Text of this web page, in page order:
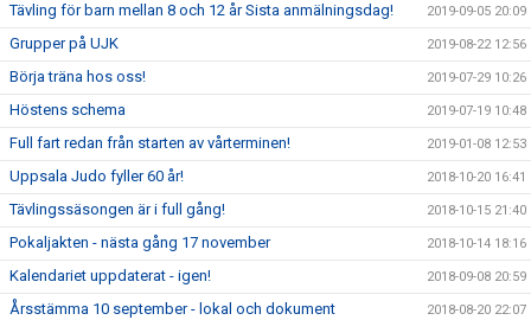
Tävling för barn mellan 8 och 12 år Sista anmälningsdag! 2019-09-05 20:09
Grupper på UJK 2019-08-22 12:56
Börja träna hos oss! 2019-07-29 10:26
Höstens schema 2019-07-19 10:48
Full fart redan från starten av vårterminen! 2019-01-08 12:53
Uppsala Judo fyller 60 år! 2018-10-20 16:41
Tävlingssäsongen är i full gång! 2018-10-15 21:40
Pokaljakten - nästa gång 17 november 2018-10-14 18:16
Kalendariet uppdaterat - igen! 2018-09-08 20:59
Årsstämma 10 september - lokal och dokument 2018-08-20 22:07